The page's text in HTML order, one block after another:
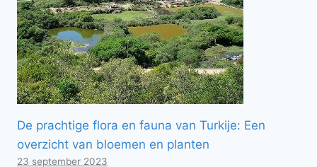
De prachtige flora en fauna van Turkije: Een
overzicht van bloemen en planten
23 september 2023